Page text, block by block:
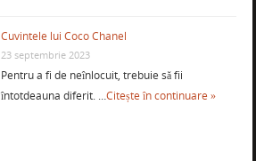
Cuvintele lui Coco Chanel
23 septembrie 2023
Pentru a fi de neînlocuit, trebuie să fii
întotdeauna diferit. …Citește în continuare »